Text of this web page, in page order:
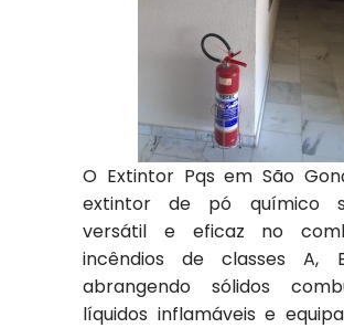
O Extintor Pqs em São
extintor de pó químico
versátil e eficaz no
incêndios de classes A,
abrangendo sólidos
líquidos inflamáveis e